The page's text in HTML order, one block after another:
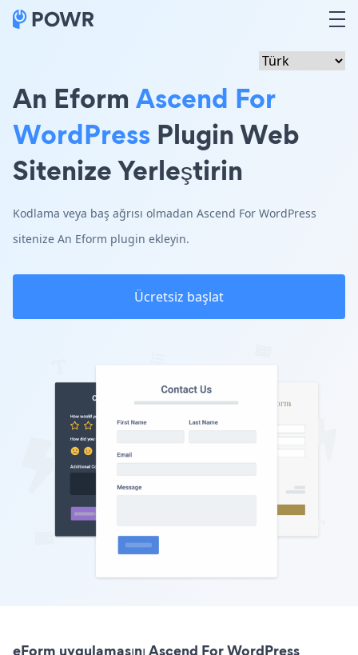
An Eform Ascend For
WordPress Plugin Web
Sitenize Yerleştirin
Kodlama veya baş ağrısı olmadan Ascend For WordPress
sitenize An Eform plugin ekleyin.
Ücretsiz başlat
eForm uygulamasını Ascend For WordPress